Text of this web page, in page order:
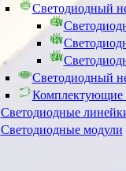
Светодиодный
Светодиодный
Комплектующие
Светодиодные
Светодиодные модули